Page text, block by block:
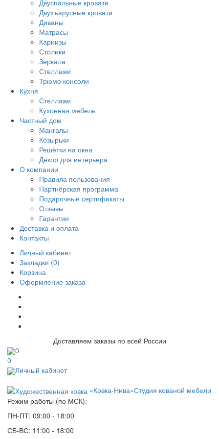
Двуспальные кровати
Двухъярусные кровати
Диваны
Матрасы
Карнизы
Столики
Зеркала
Стеллажи
Трюмо консоли
Кухня
Стеллажи
Кухонная мебель
Частный дом
Мангалы
Козырьки
Решётки на окна
Декор для интерьера
О компании
Правила пользования
Партнёрская программа
Подарочные сертификаты
Отзывы
Гарантии
Доставка и оплата
Контакты
Личный кабинет
Закладки (0)
Корзина
Оформление заказа
Доставляем заказы по всей России
0
0
Личный кабинет
«Ковка-Нива»Студия кованой мебели
Режим работы (по МСК):
ПН-ПТ: 09:00 - 18:00
СБ-ВС: 11:00 - 18:00